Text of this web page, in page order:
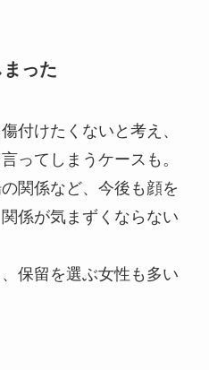
った
付けたくないと考え、
ってしまうケースも。
関係など、今後も顔を
係が気まずくならない
保留を選ぶ女性も多い